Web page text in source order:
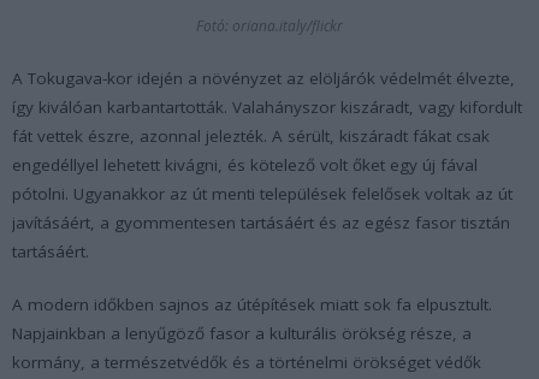
Fotó: oriana.italy/flickr
A Tokugava-kor idején a növényzet az elöljárók védelmét élvezte,
így kiválóan karbantartották. Valahányszor kiszáradt, vagy kifordult
fát vettek észre, azonnal jelezték. A sérült, kiszáradt fákat csak
engedéllyel lehetett kivágni, és kötelező volt őket egy új fával
pótolni. Ugyanakkor az út menti települések felelősek voltak az út
javításáért, a gyommentesen tartásáért és az egész fasor tisztán
tartásáért.
A modern időkben sajnos az útépítések miatt sok fa elpusztult.
Napjainkban a lenyűgöző fasor a kulturális örökség része, a
kormány, a természetvédők és a történelmi örökséget védők